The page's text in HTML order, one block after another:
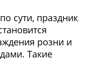
сути, праздник
розни и
Такие